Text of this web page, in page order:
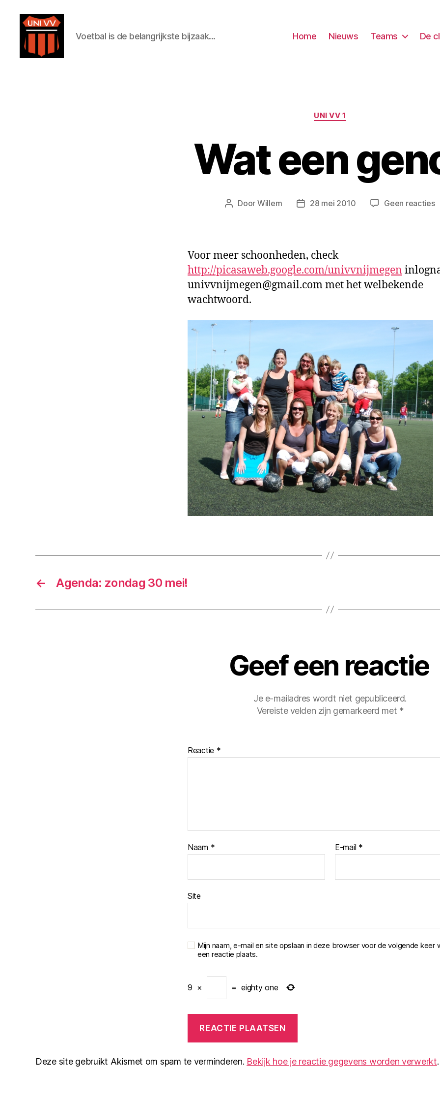
Voetbal is de belangrijkste bijzaak... Home Nieuws Teams De
Categorieën
UNI VV 1
Wat een
Berichtauteur
Door Willem Berichtdatum
28 mei 2010 Geen reactiesop
Voor meer schoonheden, check
http://picasaweb.google.com/univvnijmegen
univvnijmegen@gmail.com met het welbekende
wachtwoord.
← Agenda: zondag 30 mei!
Geef een reactie
Je e-mailadres wordt niet gepubliceerd.
Vereiste velden zijn gemarkeerd met *
Reactie *
Naam * E-mail *
Site
Mijn naam, e-mail en site opslaan in deze browser voor de volgende keer
een reactie plaats.
9 × = eighty one
Deze site gebruikt Akismet om spam te verminderen. Bekijk hoe je reactie gegevens worden verwerkt.